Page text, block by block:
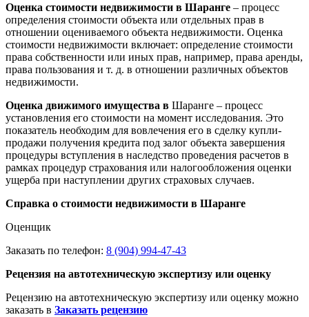
Оценка стоимости недвижимости в Шаранге – процесс
определения стоимости объекта или отдельных прав в
отношении оцениваемого объекта недвижимости. Оценка
стоимости недвижимости включает: определение стоимости
права собственности или иных прав, например, права аренды,
права пользования и т. д. в отношении различных объектов
недвижимости.
Оценка движимого имущества в Шаранге – процесс
установления его стоимости на момент исследования. Это
показатель необходим для вовлечения его в сделку купли-
продажи получения кредита под залог объекта завершения
процедуры вступления в наследство проведения расчетов в
рамках процедур страхования или налогообложения оценки
ущерба при наступлении других страховых случаев.
Справка о стоимости недвижимости в Шаранге
Оценщик
Заказать по телефон: 8 (904) 994-47-43
Рецензия на автотехническую экспертизу или оценку
Рецензию на автотехническую экспертизу или оценку можно
заказать в Заказать рецензию